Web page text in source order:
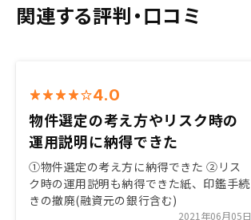
関連する評判・口コミ
4.0
物件選定の考え方やリスク時の
運用説明に納得できた
①物件選定の考え方に納得できた ②リス
ク時の運用説明も納得できた紙、印鑑手続
きの撤廃(融資元の銀行含む)
2021年06月05日